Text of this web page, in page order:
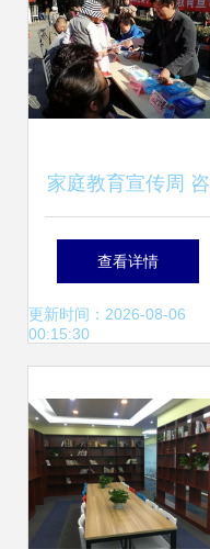
家庭教育宣传周 咨
询服务进社区，破
解家长教育难题
查看详情
更新时间：2026-08-06
00:15:30